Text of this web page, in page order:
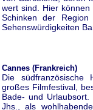
wert sind. Hier
Schinken der
Sehenswürdigkeiten
Cannes (Frankreich)
Die
großes Filmfestival,
Bade- und
Jhs., als